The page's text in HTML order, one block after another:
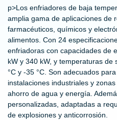
p>Los enfriadores de baja
amplia gama de aplicaciones de
farmacéuticos, químicos y
alimentos. Con 24
enfriadoras con capacidades de
kW y 340 kW, y temperaturas
°C y -35 °C. Son adecuados
instalaciones industriales y
ahorro de agua y energía.
personalizadas, adaptadas a
de explosiones y anticorrosión.